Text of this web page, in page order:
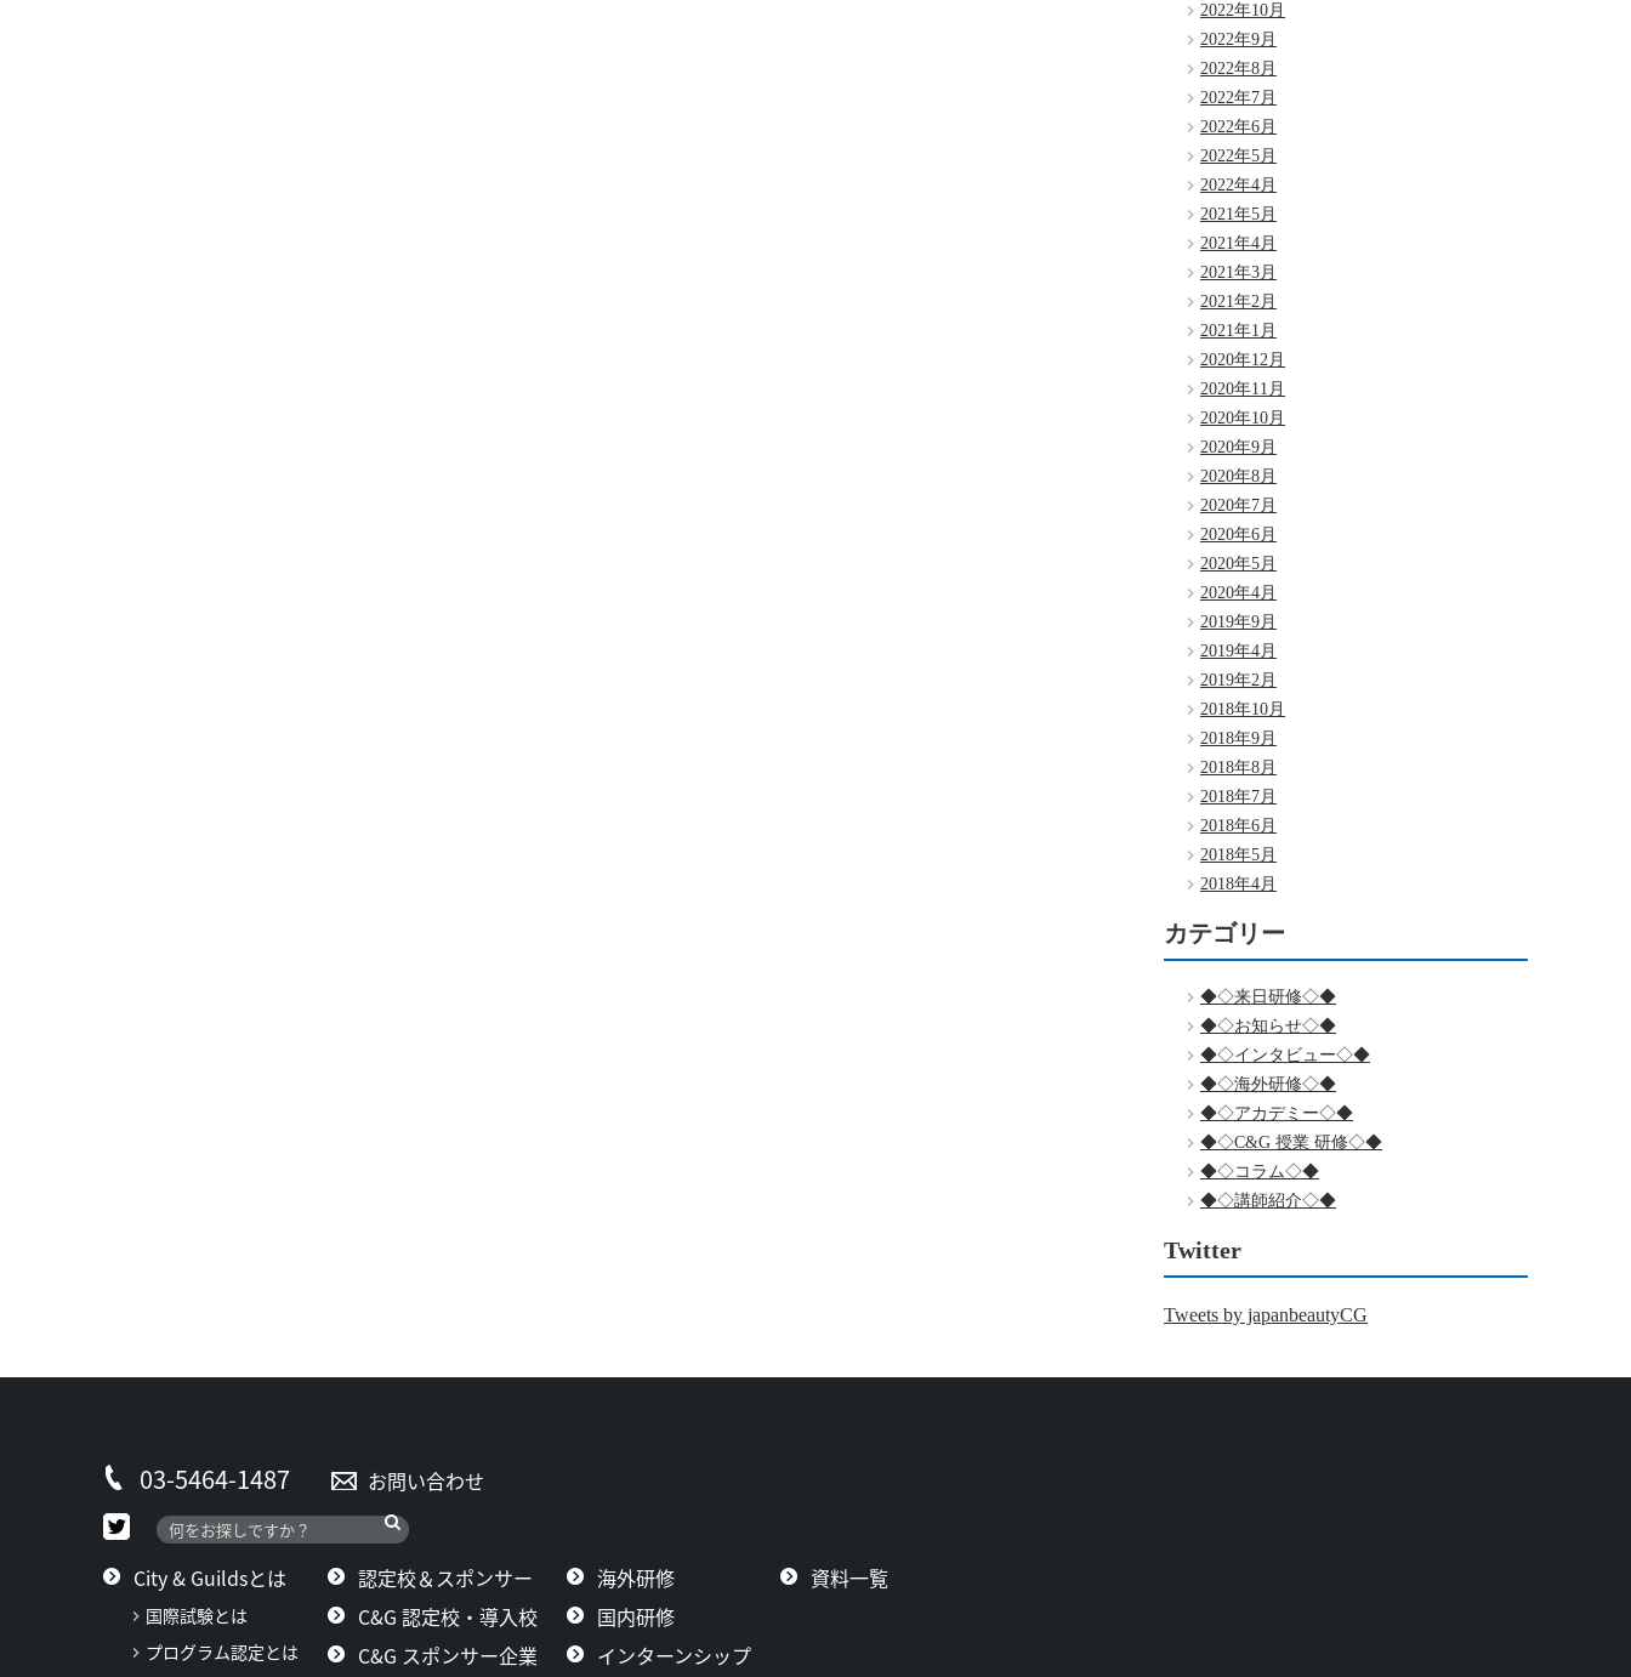
2022年10月
2022年9月
2022年8月
2022年7月
2022年6月
2022年5月
2022年4月
2021年5月
2021年4月
2021年3月
2021年2月
2021年1月
2020年12月
2020年11月
2020年10月
2020年9月
2020年8月
2020年7月
2020年6月
2020年5月
2020年4月
2019年9月
2019年4月
2019年2月
2018年10月
2018年9月
2018年8月
2018年7月
2018年6月
2018年5月
2018年4月
カテゴリー
◆◇来日研修◇◆
◆◇お知らせ◇◆
◆◇インタビュー◇◆
◆◇海外研修◇◆
◆◇アカデミー◇◆
◆◇C&G 授業 研修◇◆
◆◇コラム◇◆
◆◇講師紹介◇◆
Twitter
Tweets by japanbeautyCG
03-5464-1487 お問い合わせ
City & Guildsとは
国際試験とは
プログラム認定とは
認定校＆スポンサー
C&G 認定校・導入校
C&G スポンサー企業
海外研修
国内研修
インターンシップ
資料一覧